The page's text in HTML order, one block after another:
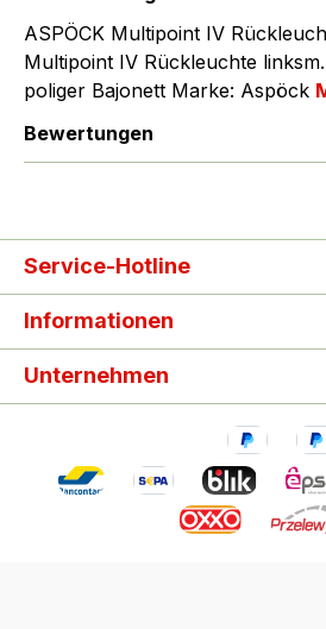
ASPÖCK Multipoint IV
Multipoint IV Rückleuchte
poliger Bajonett Marke: Aspöck
Bewertungen
Service-Hotline
Informationen
Unternehmen